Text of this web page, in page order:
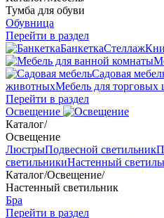
Тумба для обуви
Обувница
Перейти в раздел
БанкеткаСтеллаж
Садовая
животныхМебель для торговых
Перейти в раздел
Освещение
Каталог/
Освещение
ЛюстрыПодвесной светильник
светильникиНастенный
Каталог/Освещение/
Настенный светильник
Бра
Перейти в раздел